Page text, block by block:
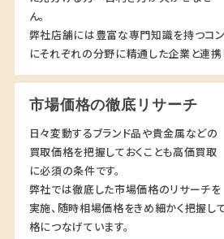
ん。
弊社店舗には豊富な専門知識を持つコン
にそれぞれの分野に精通した企業と連携し
市場価格の徹底リサーチ
日々変動するブランド品や貴金属などの
買取価格を把握しておくことも高価買取
に必須の条件です。
弊社では徹底した市場価格のリサーチを
実施、随時相場価格をきめ細かく把握し
格につなげています。